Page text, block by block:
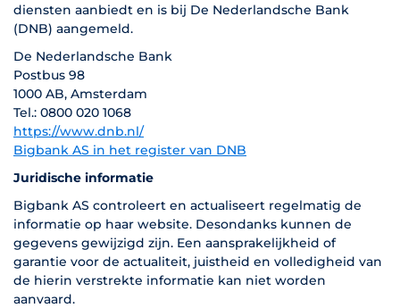
diensten aanbiedt en is bij De Nederlandsche Bank
(DNB) aangemeld.
De Nederlandsche Bank
Postbus 98
1000 AB, Amsterdam
Tel.: 0800 020 1068
https://www.dnb.nl/
Bigbank AS in het register van DNB
Juridische informatie
Bigbank AS controleert en actualiseert regelmatig de
informatie op haar website. Desondanks kunnen de
gegevens gewijzigd zijn. Een aansprakelijkheid of
garantie voor de actualiteit, juistheid en volledigheid van
de hierin verstrekte informatie kan niet worden
aanvaard.